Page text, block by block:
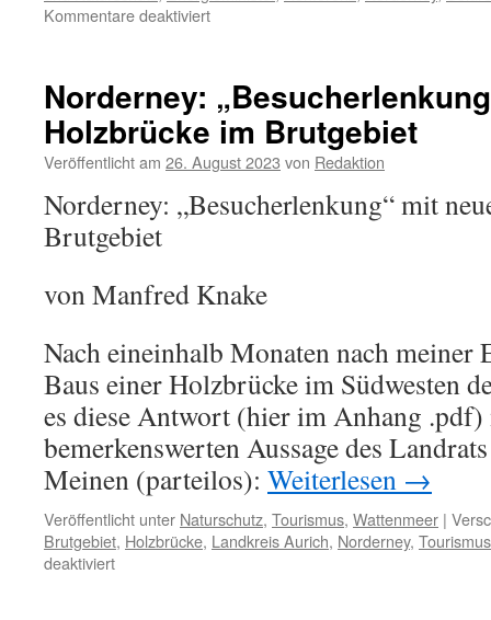
Kommentare deaktiviertfür
der
Energieminister
auf
Norderney
Umweltverband
und
Norderney:
Holzbrücke im Brutgebiet
Veröffentlicht am 26. August 2023 von Redaktion
Norderney: „Besucherlenkung“ mit
Brutgebiet
von Manfred Knake
Nach eineinhalb Monaten nach meiner
Baus einer Holzbrücke im Südwesten
es diese Antwort (hier im Anhang .pdf)
bemerkenswerten Aussage des
Meinen (parteilos): Weiterlesen →
Veröffentlicht unter Naturschutz, Tourismus, Wattenmeer |
Brutgebiet, Holzbrücke, Landkreis Aurich, Norderney, Tourismus
deaktiviertfür